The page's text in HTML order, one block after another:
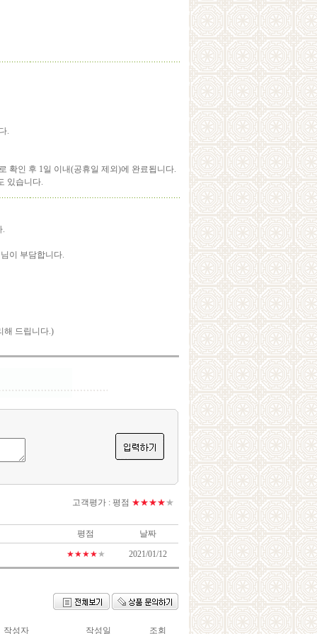
.
확인 후 1일 이내(공휴일 제외)에 완료됩니다.
있습니다.
.
이 부담합니다.
해 드립니다.)
고객평가 : 평점 ★★★★★
평점 날짜
★★★★★ 2021/01/12
작성자 작성일 조회